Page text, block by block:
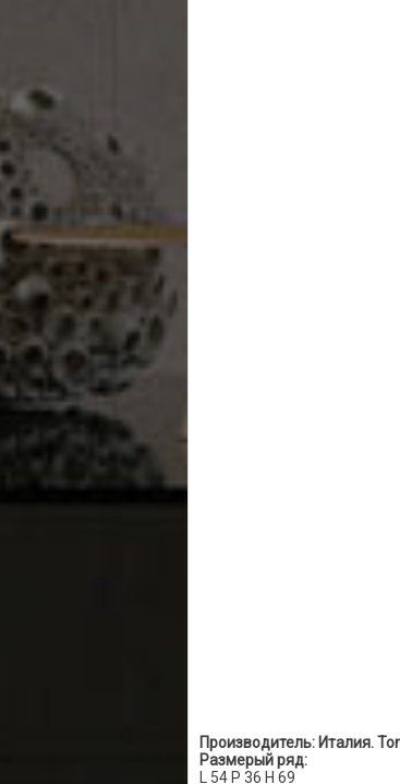
Производитель: Италия.
Размерый ряд:
L 54 P 36 H 69